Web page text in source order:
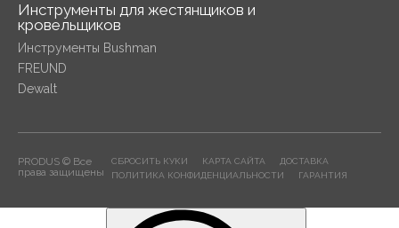
Инструменты для жестянщиков и
кровельщиков
Инструменты Bushman
FREUND
Dewalt
PRODUS © Все
права защищены
СБРОСИТЬ КУКИ КАРТА САЙТА
ДОСТАВКА
ПОЛИТИКА КОНФИДЕНЦИАЛЬНОСТИ
ГАРАНТИЯ